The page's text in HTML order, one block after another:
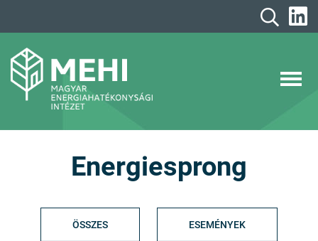
Energiesprong
ÖSSZES ESEMÉNYEK